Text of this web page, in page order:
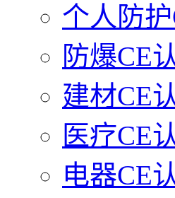
个人防
防爆CE
建材CE
医疗CE
电器CE